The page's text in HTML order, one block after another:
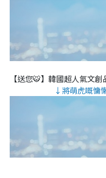
【送您🐯】韓國超人氣文
↓將萌虎嘅慵